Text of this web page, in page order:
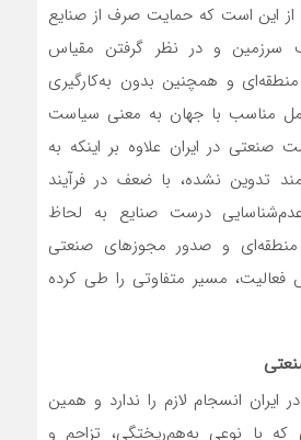
از این است که حمایت صرف از صنایع
سرزمین و در نظر گرفتن مقیاس
و همچنین بدون به‌کارگیری
مناسب با جهان به معنی سیاست
در ایران علاوه بر اینکه به
تدوین نشده، با ضعف در فرآیند
درست صنایع به لحاظ
و صدور مجوزهای صنعتی
مسیر متفاوتی را طی کرده
ایران انسجام لازم را ندارد و همین
که با نوعی به‌هم‌‌‌ریختگی، تزاحم و